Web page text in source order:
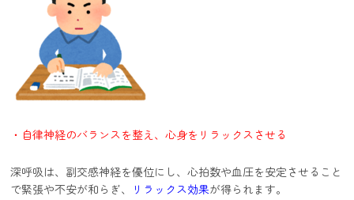
・自律神経のバランスを整え、心身をリラックスさせる
深呼吸は、副交感神経を優位にし、心拍数や血圧を安定させること
で緊張や不安が和らぎ、
リラックス効果が得られます。